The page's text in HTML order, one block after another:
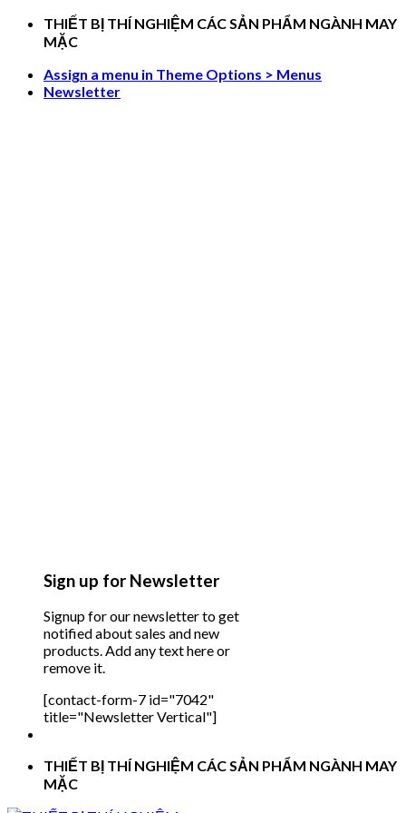
Skip
THIẾT BỊ THÍ NGHIỆM CÁC SẢN PHẨM NGÀNH MAY
MẶC
Assign a menu in Theme Options > Menus
Newsletter
Sign up for Newsletter
Signup for our newsletter to get
notified about sales and new
products. Add any text here or
remove it.
[contact-form-7 id="7042"
title="Newsletter Vertical"]
THIẾT BỊ THÍ NGHIỆM CÁC SẢN PHẨM NGÀNH MAY
MẶC